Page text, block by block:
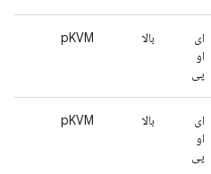
ای
او
پی
بالا pKVM
ای
او
پی
بالا pKVM